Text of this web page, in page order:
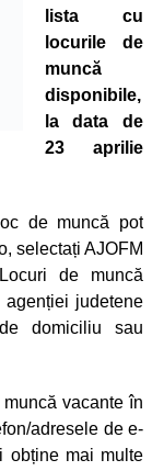
lista cu
locurile de
muncă
disponibile,
la data de
23 aprilie
de muncă pot
selectați AJOFM
de muncă
judetene
domiciliu sau
vacante în
adresele de e-
obține mai multe